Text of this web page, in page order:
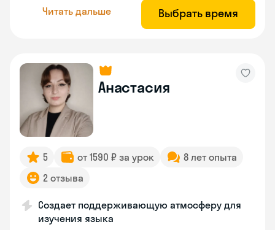
Читать дальше Выбрать время
Анастасия
5 от 1590 ₽ за урок
8 лет опыта
2 отзыва
Создает поддерживающую атмосферу для
изучения языка